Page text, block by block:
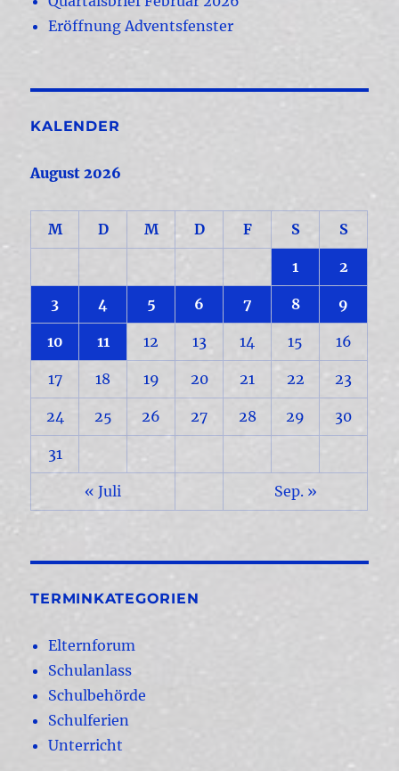
Eröffnung Adventsfenster
KALENDER
August 2026
M D M D F S S
1 2
3 4 5 6 7 8 9
10 11 12 13 14 15 16
17 18 19 20 21 22 23
24 25 26 27 28 29 30
31
« Juli Sep. »
TERMINKATEGORIEN
Elternforum
Schulanlass
Schulbehörde
Schulferien
Unterricht